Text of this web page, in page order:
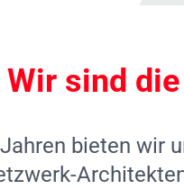
Wir sind
bieten wir